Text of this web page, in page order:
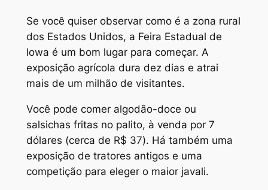
Se você quiser observar como é a zona rural
dos Estados Unidos, a Feira Estadual de
Iowa é um bom lugar para começar. A
exposição agrícola dura dez dias e atrai
mais de um milhão de visitantes.
Você pode comer algodão-doce ou
salsichas fritas no palito, à venda por 7
dólares (cerca de R$ 37). Há também uma
exposição de tratores antigos e uma
competição para eleger o maior javali.